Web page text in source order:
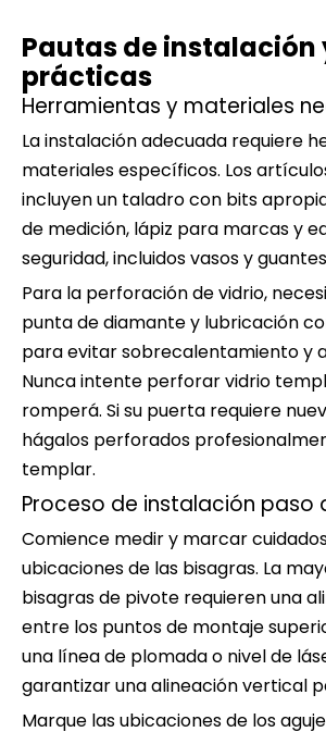
Pautas de instalación
prácticas
Herramientas y materiales
La instalación adecuada requiere
materiales específicos. Los
incluyen un taladro con bits
de medición, lápiz para marcas y
seguridad, incluidos vasos y
Para la perforación de vidrio,
punta de diamante y lubricación
para evitar sobrecalentamiento y
Nunca intente perforar vidrio
romperá. Si su puerta requiere
hágalos perforados
templar.
Proceso de instalación paso
Comience medir y marcar
ubicaciones de las bisagras. La
bisagras de pivote requieren una
entre los puntos de montaje
una línea de plomada o nivel de
garantizar una alineación vertical
Marque las ubicaciones de los